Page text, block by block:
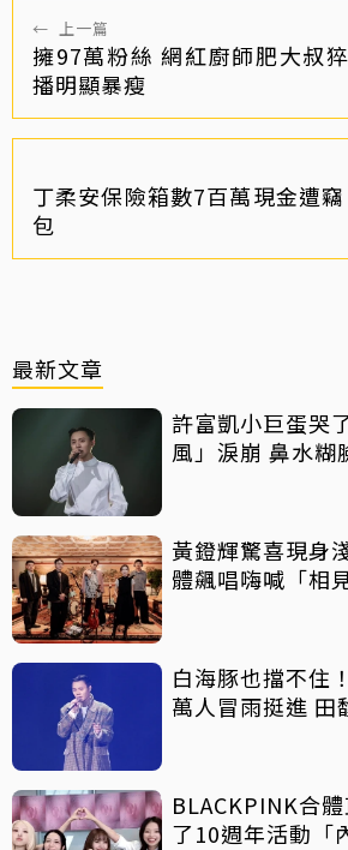
← 上一篇
擁97萬粉絲 網紅廚師肥大叔
播明顯暴瘦
丁柔安保險箱數7百萬現金遭
包
最新文章
許富凱小巨蛋哭
風」淚崩 鼻水糊
黃鐙輝驚喜現身
體飆唱嗨喊「相
白海豚也擋不住
萬人冒雨挺進 田
BLACKPINK合
了10週年活動「